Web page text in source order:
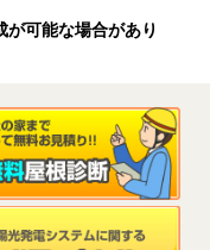
が可能な場合があり